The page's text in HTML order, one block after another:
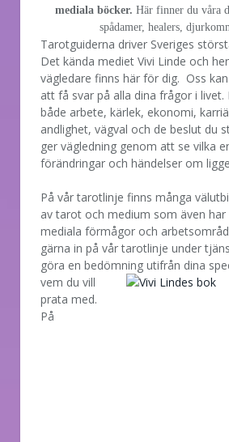
mediala böcker. Här finner du våra
spådamer, healers,
Tarotguiderna driver Sveriges
Det kända mediet Vivi Linde och
vägledare finns här för dig. Oss
att få svar på alla dina frågor i livet.
både arbete, kärlek, ekonomi,
andlighet, vägval och de beslut du
ger vägledning genom att se vilka
förändringar och händelser om
På vår tarotlinje finns många
av tarot och medium som även har
mediala förmågor och
gärna in på vår tarotlinje under
göra en bedömning utifrån dina
vem du vill
prata med.
På